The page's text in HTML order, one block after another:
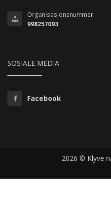
Organisasjonsnummer
998257093
SOSIALE MEDIA
Facebook
2026 © Klyve